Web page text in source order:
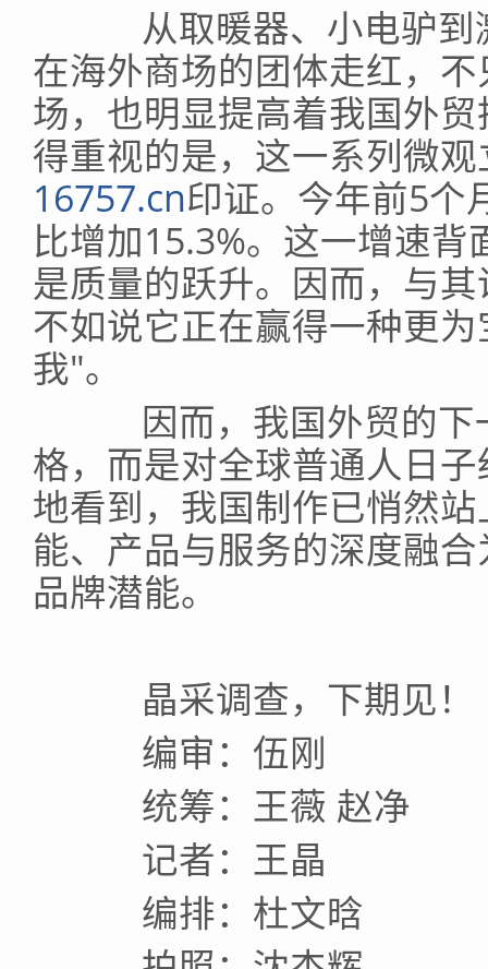
从取暖器、小电驴到
在海外商场的团体走红，
场，也明显提高着我国外
得重视的是，这一系列微
16757.cn印证。今年前5个
比增加15.3%。这一增速
是质量的跃升。因而，与
不如说它正在赢得一种更
我"。
因而，我国外贸的下
格，而是对全球普通人日
地看到，我国制作已悄然
能、产品与服务的深度融
品牌潜能。
晶采调查，下期见！
编审：伍刚
统筹：王薇 赵净
记者：王晶
编排：杜文晗